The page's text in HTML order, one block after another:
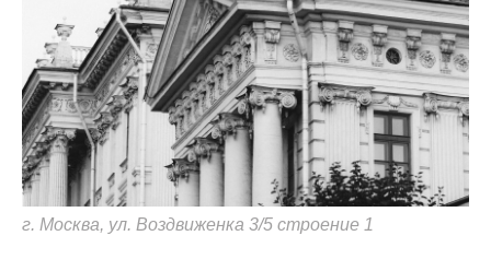
г. Москва, ул. Воздвиженка 3/5 строение 1